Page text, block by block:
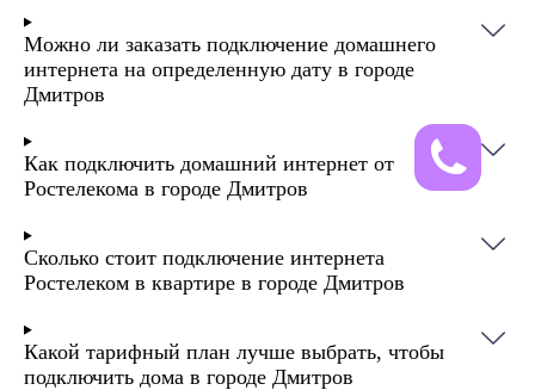
Можно ли заказать подключение домашнего
интернета на определенную дату в городе
Дмитров
Как подключить домашний интернет от
Ростелекома в городе Дмитров
Сколько стоит подключение интернета
Ростелеком в квартире в городе Дмитров
Какой тарифный план лучше выбрать, чтобы
подключить дома в городе Дмитров